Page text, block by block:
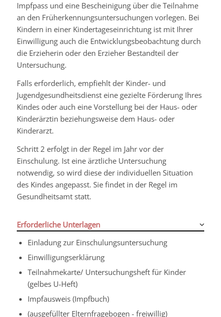
Impfpass und eine Bescheinigung über die Teilnahme
an den Früherkennungsuntersuchungen vorlegen. Bei
Kindern in einer Kindertageseinrichtung ist mit Ihrer
Einwilligung auch die Entwicklungsbeobachtung durch
die Erzieherin oder den Erzieher Bestandteil der
Untersuchung.
Falls erforderlich, empfiehlt der Kinder- und
Jugendgesundheitsdienst eine gezielte Förderung Ihres
Kindes oder auch eine Vorstellung bei der Haus- oder
Kinderärztin beziehungsweise dem Haus- oder
Kinderarzt.
Schritt 2 erfolgt in der Regel im Jahr vor der
Einschulung. Ist eine ärztliche Untersuchung
notwendig, so wird diese der individuellen Situation
des Kindes angepasst. Sie findet in der Regel im
Gesundheitsamt statt.
Erforderliche Unterlagen
Einladung zur Einschulungsuntersuchung
Einwilligungserklärung
Teilnahmekarte/ Untersuchungsheft für Kinder
(gelbes U-Heft)
Impfausweis (Impfbuch)
(ausgefüllter Elternfragebogen - freiwillig)